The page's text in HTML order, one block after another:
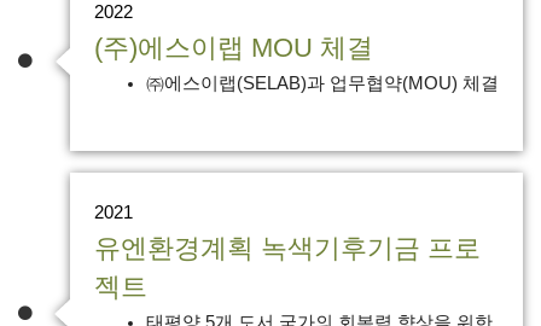
2022
(주)에스이랩 MOU 체결
㈜에스이랩(SELAB)과 업무협약(MOU) 체결
2021
유엔환경계획 녹색기후기금 프로
젝트
태평양 5개 도서 국가의 회복력 향상을 위한